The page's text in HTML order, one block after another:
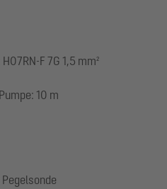
F 7G 1,5 mm²
10 m